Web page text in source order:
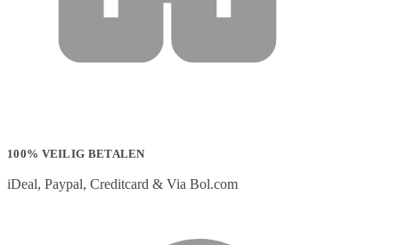
100% VEILIG BETALEN
iDeal, Paypal, Creditcard & Via Bol.com